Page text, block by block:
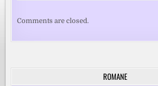
Comments are closed.
ROMANE